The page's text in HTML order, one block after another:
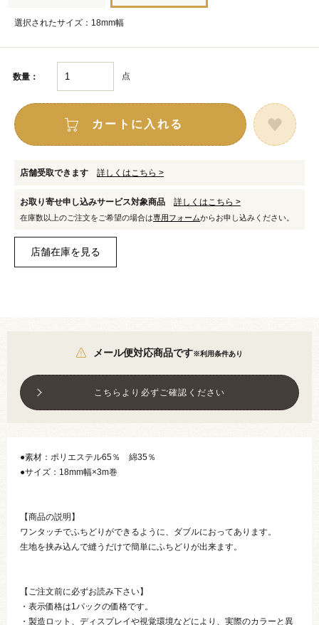
選択されたサイズ：18mm幅
数量： 点
カートに入れる
店舗受取できます 詳しくはこちら >
お取り寄せ申し込みサービス対象商品 詳しくはこちら >
在庫数以上のご注文をご希望の場合は専用フォームからお申し込みください。
メール便対応商品です※利用条件あり
こちらより必ずご確認ください
●素材：ポリエステル65％ 綿35％
●サイズ：18mm幅×3m巻
【商品の説明】
ワンタッチでふちどりができるように、ダブルにおってあります。
生地を挟み込んで縫うだけで簡単にふちどりが出来ます。
【ご注文前に必ずお読み下さい】
・表示価格は1パックの価格です。
・製造ロット、ディスプレイや視覚環境などにより、実際のカラーと異